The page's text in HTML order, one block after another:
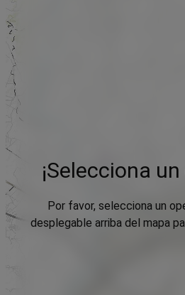
¡Selecciona
Por favor, selecciona un
desplegable arriba del mapa